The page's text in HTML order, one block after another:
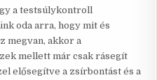
a testsúlykontroll
oda arra, hogy mit és
megvan, akkor a
mellett már csak rásegít
elősegítve a zsírbontást és a